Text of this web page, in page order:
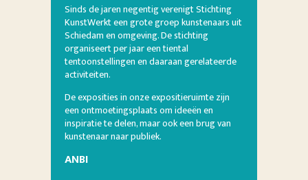
Sinds de jaren negentig verenigt Stichting
KunstWerkt een grote groep kunstenaars uit
Schiedam en omgeving. De stichting
organiseert per jaar een tiental
tentoonstellingen en daaraan gerelateerde
activiteiten.
De exposities in onze expositieruimte zijn
een ontmoetingsplaats om ideeën en
inspiratie te delen, maar ook een brug van
kunstenaar naar publiek.
ANBI